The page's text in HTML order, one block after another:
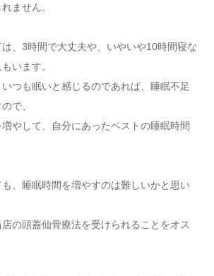
ません。
、3時間で大丈夫や、いやいや10時間寝な
います。
つも眠いと感じるのであれば、睡眠不足
で、
やして、自分にあったベストの睡眠時間
、睡眠時間を増やすのは難しいかと思い
の頭蓋仙骨療法を受けられることをオス